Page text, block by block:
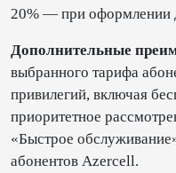
20% — при оформлении
Дополнительные
выбранного тарифа
привилегий, включая
приоритетное
«Быстрое
абонентов Azercell.